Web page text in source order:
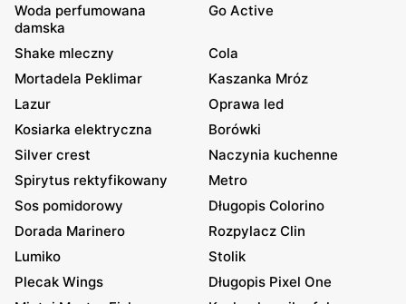
Woda perfumowana
damska
Go Active
Shake mleczny
Cola
Mortadela Peklimar
Kaszanka Mróz
Lazur
Oprawa led
Kosiarka elektryczna
Borówki
Silver crest
Naczynia kuchenne
Spirytus rektyfikowany
Metro
Sos pomidorowy
Długopis Colorino
Dorada Marinero
Rozpylacz Clin
Lumiko
Stolik
Plecak Wings
Długopis Pixel One